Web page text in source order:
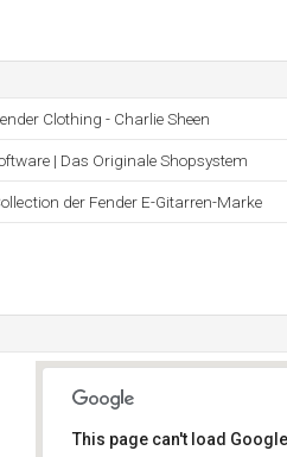
Clothing - Charlie Sheen
| Das Originale Shopsystem
der Fender E-Gitarren-Marke
This page can't load